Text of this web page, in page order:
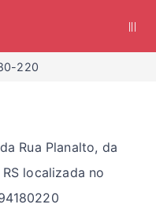
220
Rua Planalto, da
localizada no